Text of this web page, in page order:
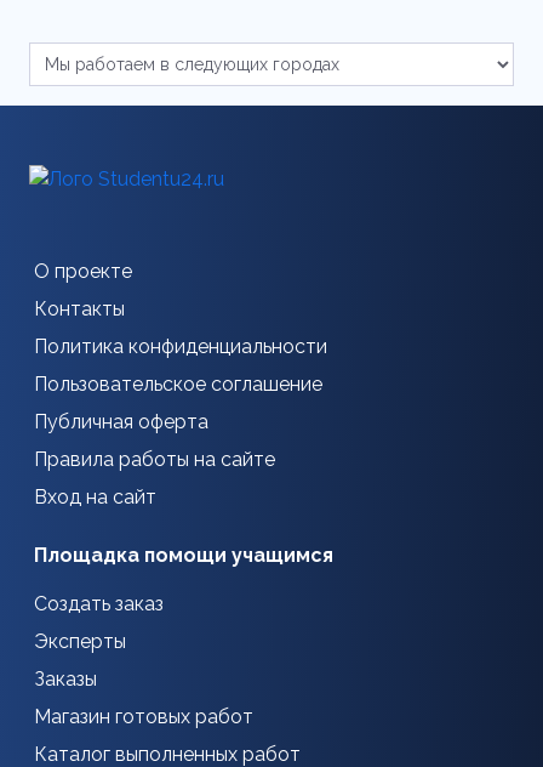
О проекте
Контакты
Политика конфиденциальности
Пользовательское соглашение
Публичная оферта
Правила работы на сайте
Вход на сайт
Площадка помощи учащимся
Создать заказ
Эксперты
Заказы
Магазин готовых работ
Каталог выполненных работ